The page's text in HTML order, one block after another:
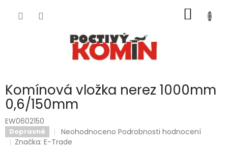
KOŠÍK
Komínová vložka nerez 1000mm
0,6/150mm
EW0602150
Dopravné
Průměrné
hodnocení
Neohodnoceno Podrobnosti hodnocení
Značka:E-Trade